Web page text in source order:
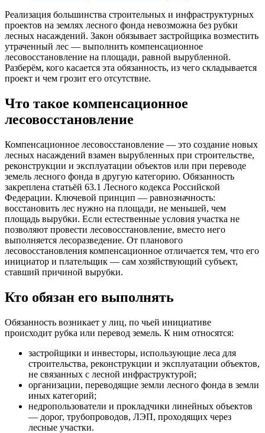
Реализация большинства строительных и инфраструктурных
проектов на землях лесного фонда невозможна без рубки
лесных насаждений. Закон обязывает застройщика возместить
утраченный лес — выполнить компенсационное
лесовосстановление на площади, равной вырубленной.
Разберём, кого касается эта обязанность, из чего складывается
проект и чем грозит его отсутствие.
Что такое компенсационное
лесовосстановление
Компенсационное лесовосстановление — это создание новых
лесных насаждений взамен вырубленных при строительстве,
реконструкции и эксплуатации объектов или при переводе
земель лесного фонда в другую категорию. Обязанность
закреплена статьёй 63.1 Лесного кодекса Российской
Федерации. Ключевой принцип — равнозначность:
восстановить лес нужно на площади, не меньшей, чем
площадь вырубки. Если естественные условия участка не
позволяют провести лесовосстановление, вместо него
выполняется лесоразведение. От планового
лесовосстановления компенсационное отличается тем, что его
инициатор и плательщик — сам хозяйствующий субъект,
ставший причиной вырубки.
Кто обязан его выполнять
Обязанность возникает у лиц, по чьей инициативе
происходит рубка или перевод земель. К ним относятся:
застройщики и инвесторы, использующие леса для
строительства, реконструкции и эксплуатации объектов,
не связанных с лесной инфраструктурой;
организации, переводящие земли лесного фонда в земли
иных категорий;
недропользователи и прокладчики линейных объектов
— дорог, трубопроводов, ЛЭП, проходящих через
лесные участки.